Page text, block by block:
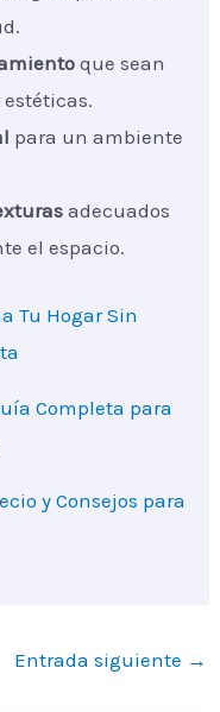
que sean
para un ambiente
adecuados
el espacio.
Tu Hogar Sin
Completa para
y Consejos para
Entrada siguiente →